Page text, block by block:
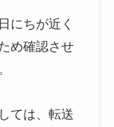
にちが近く
め確認させ
ては、転送